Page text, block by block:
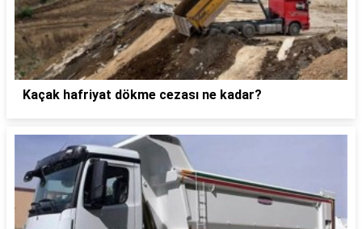
Kaçak hafriyat dökme cezası ne kadar?